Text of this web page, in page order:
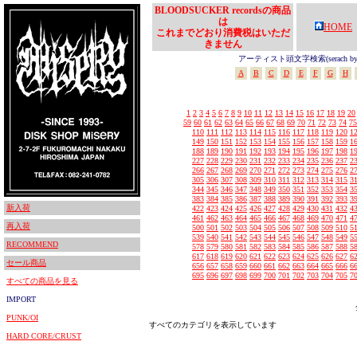
新入荷
再入荷
RECOMMEND
セール商品
すべての商品を見る
IMPORT
PUNK/OI
HARD CORE/CRUST
BLOODSUCKER recordsの商品
は
これまでどおり消費税はいただ
きません
HOME
アーティスト頭文字検索(serach
A
B C D E F G H
1 2 3 4 5 6 7 8 9 10 11 12 13 14 15 16 17 18 19 20
59 60 61 62 63 64 65 66 67 68 69 70 71 72 73 74 75
110 111 112 113 114 115 116 117 118 119 120
149 150 151 152 153 154 155 156 157 158 159
188 189 190 191 192 193 194 195 196 197 198
227 228 229 230 231 232 233 234 235 236 237
266 267 268 269 270 271 272 273 274 275 276
305 306 307 308 309 310 311 312 313 314 315
344 345 346 347 348 349 350 351 352 353 354
383 384 385 386 387 388 389 390 391 392 393
422 423 424 425 426 427 428 429 430 431 432
461 462 463 464 465 466 467 468 469 470 471
500 501 502 503 504 505 506 507 508 509 510
539 540 541 542 543 544 545 546 547 548 549
578 579 580 581 582 583 584 585 586 587 588
617 618 619 620 621 622 623 624 625 626 627
656 657 658 659 660 661 662 663 664 665 666
695 696 697 698 699 700 701 702 703 704 705
すべてのカテゴリを表示しています